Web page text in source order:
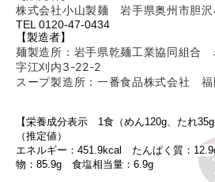
株式会社小山製麺 岩手県奥州市胆
TEL 0120-47-0434
【製造者】
麺製造所：岩手県乾麺工業協同組合
字江刈内3-22-2
スープ製造所：一番食品株式会社
【栄養成分表示 1食（めん120g、たれ35
（推定値）
エネルギー：451.9kcal たんぱく質：
物：85.9g 食塩相当量：6.9g